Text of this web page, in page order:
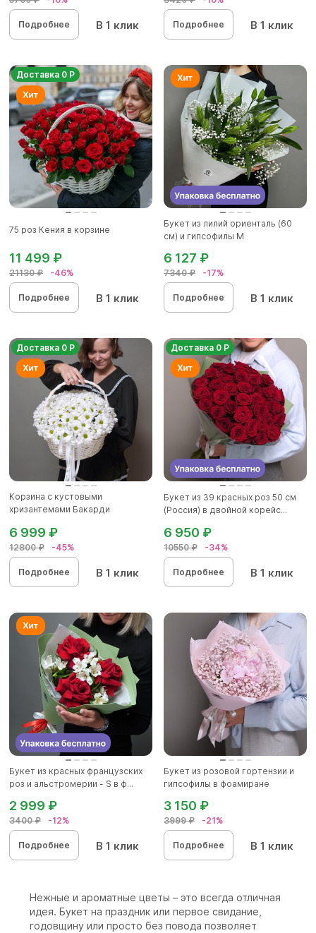
Подробнее В 1 клик Подробнее В 1 клик
Доставка 0 Р
75 роз Кения в корзине
21130 ₽ -46%
11 499 ₽
Подробнее В 1 клик
Букет из лилий ориенталь (60
см) и гипсофилы М
7340 ₽ -17%
6 127 ₽
Подробнее В 1 клик
Доставка 0 Р
Корзина с кустовыми
хризантемами Бакарди
12800 ₽ -45%
6 999 ₽
Подробнее В 1 клик
Доставка 0 Р
Букет из 39 красных роз 50 см
(Россия) в двойной корейс...
10550 ₽ -34%
6 950 ₽
Подробнее В 1 клик
Букет из красных французских
роз и альстромерии - S в ф...
3400 ₽ -12%
2 999 ₽
Подробнее В 1 клик
Букет из розовой гортензии и
гипсофилы в фоамиране
3999 ₽ -21%
3 150 ₽
Подробнее В 1 клик
Нежные и ароматные цветы – это всегда отличная
идея. Букет на праздник или первое свидание,
годовщину или просто без повода позволяет